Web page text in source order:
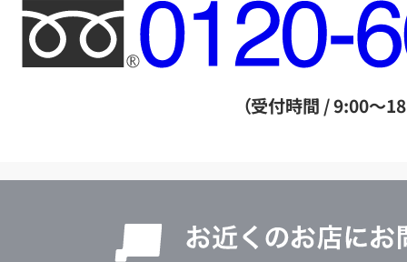
フ
リ
ー
ル
（受付時間 / 9:00～